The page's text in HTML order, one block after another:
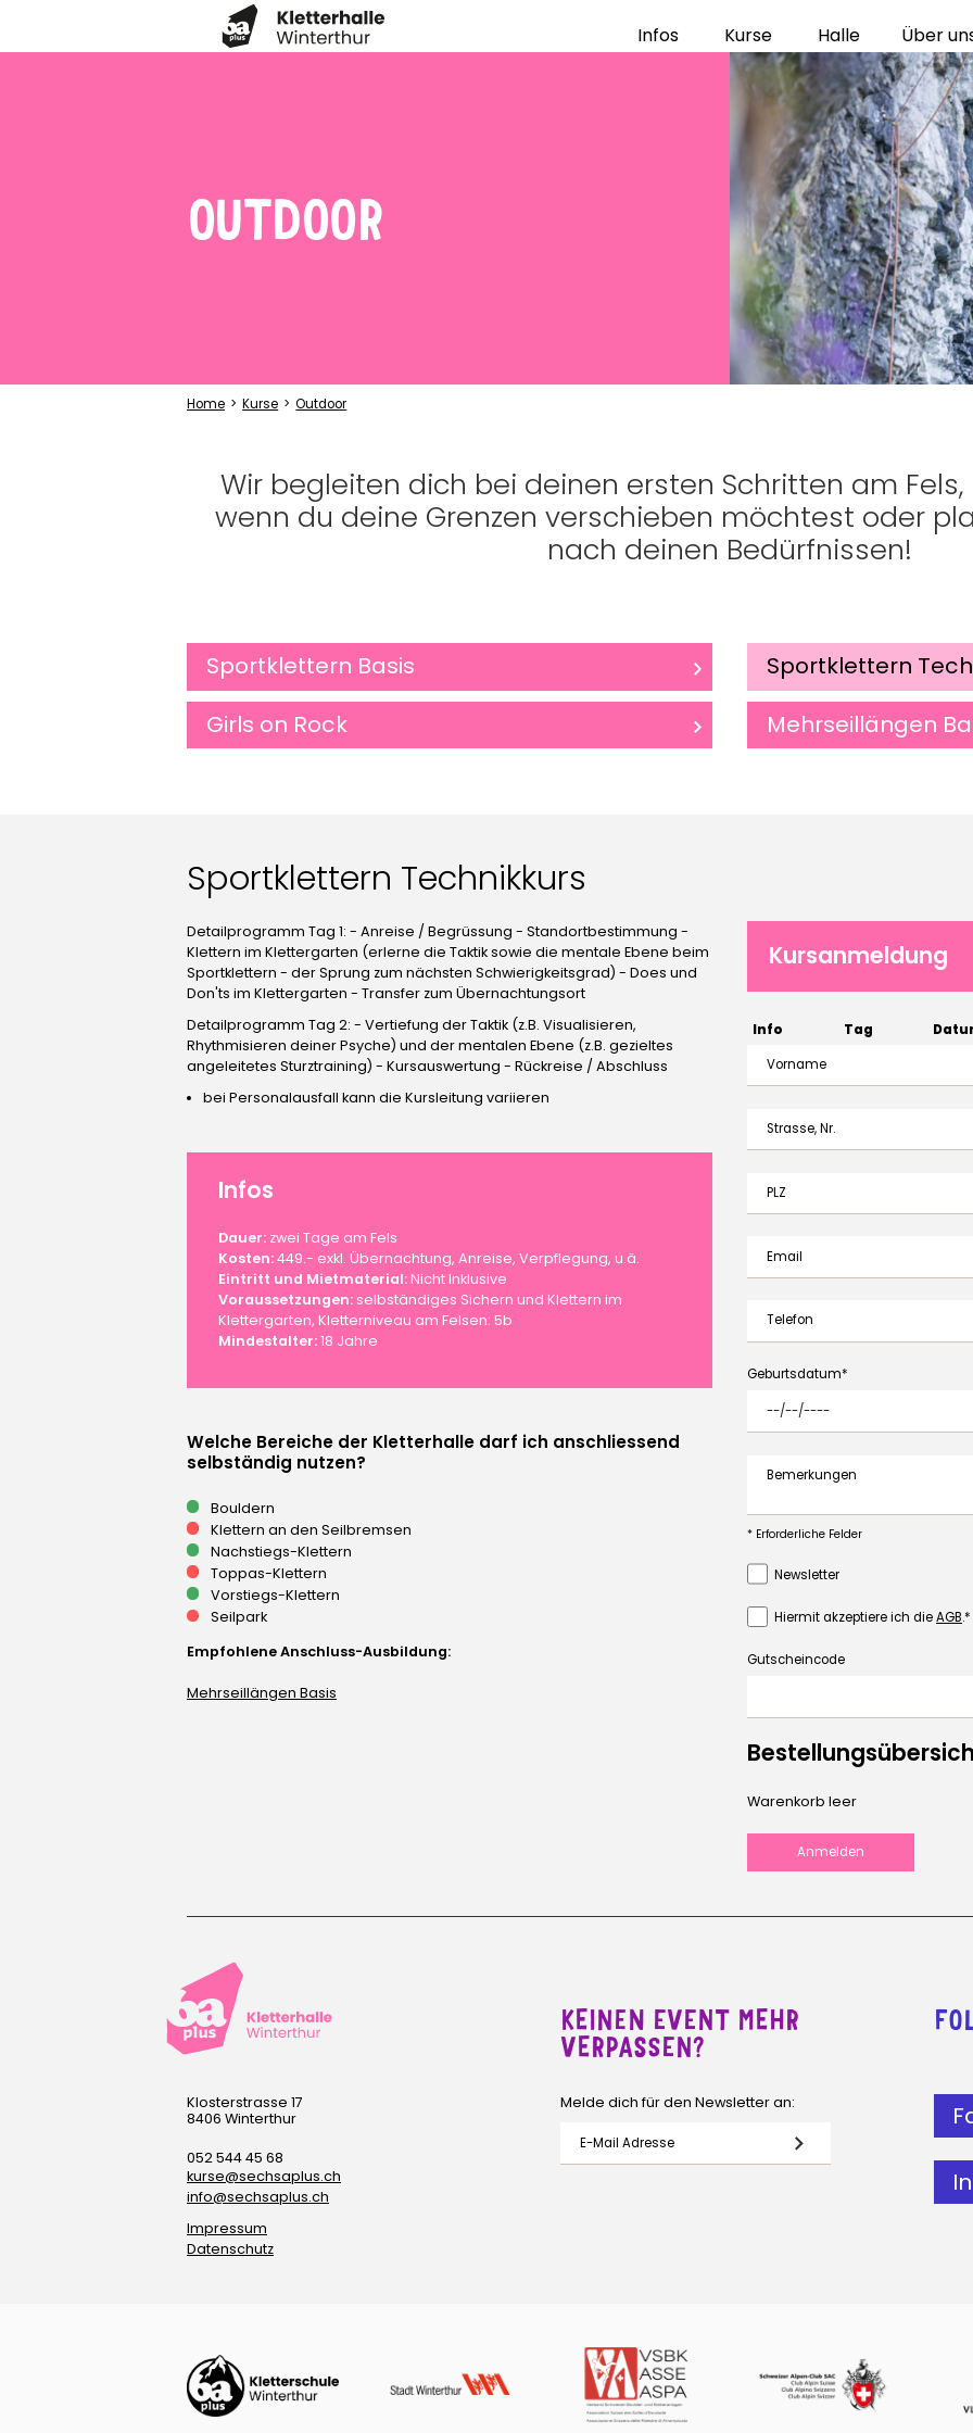
Infos Kurse Halle Über
OUTDOOR
Home Kurse Outdoor
Wir begleiten dich bei deinen ersten Schritten am
wenn du deine Grenzen verschieben möchtest oder
nach deinen Bedürfnissen!
Sportklettern Basis
Sportklettern
Girls on Rock
Mehrseillängen
Sportklettern Technikkurs
Detailprogramm Tag 1: - Anreise / Begrüssung - Standortbestimmung -
Klettern im Klettergarten (erlerne die Taktik sowie die mentale Ebene beim
Sportklettern - der Sprung zum nächsten Schwierigkeitsgrad) - Does und
Don'ts im Klettergarten - Transfer zum Übernachtungsort
Detailprogramm Tag 2: - Vertiefung der Taktik (z.B. Visualisieren,
Rhythmisieren deiner Psyche) und der mentalen Ebene (z.B. gezieltes
angeleitetes Sturztraining) - Kursauswertung - Rückreise / Abschluss
bei Personalausfall kann die Kursleitung variieren
Infos
Dauer: zwei Tage am Fels
Kosten:449.- exkl. Übernachtung, Anreise, Verpflegung, u.ä.
Eintritt und Mietmaterial:Nicht Inklusive
Voraussetzungen: selbständiges Sichern und Klettern im
Klettergarten, Kletterniveau am Felsen: 5b
Mindestalter:18 Jahre
Welche Bereiche der Kletterhalle darf ich anschliessend
selbständig nutzen?
Bouldern
Klettern an den Seilbremsen
Nachstiegs-Klettern
Toppas-Klettern
Vorstiegs-Klettern
Seilpark
Empfohlene Anschluss-Ausbildung:
Mehrseillängen Basis
Kursanmeldung
Info Tag
Geburtsdatum
* Erforderliche Felder
Newsletter
Hiermit akzeptiere ich dieAGB.
Gutscheincode
Warenkorb leer
Klosterstrasse 17
8406 Winterthur
052 544 45 68
kurse@sechsaplus.ch
info@sechsaplus.ch
Impressum
Datenschutz
KEINEN EVENT MEHR
VERPASSEN?
Melde dich für den Newsletter an: